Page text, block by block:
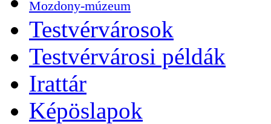
Mozdony-múzeum
Testvérvárosok
Testvérvárosi példák
Irattár
Képöslapok